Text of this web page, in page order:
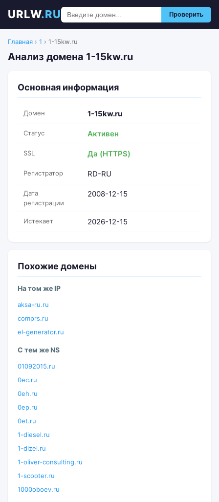
URLW.RU Проверить
Главная › 1 › 1-15kw.ru
Анализ домена 1-15kw.ru
Основная информация
Домен 1-15kw.ru
Статус Активен
SSL Да (HTTPS)
Регистратор RD-RU
Дата
регистрации
2008-12-15
Истекает 2026-12-15
Похожие домены
На том же IP
aksa-ru.ru
comprs.ru
el-generator.ru
С тем же NS
01092015.ru
0ec.ru
0eh.ru
0ep.ru
0et.ru
1-diesel.ru
1-dizel.ru
1-oliver-consulting.ru
1-scooter.ru
1000oboev.ru